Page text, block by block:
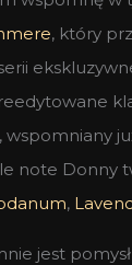
, który
wspomniany
note Donny
,
jest